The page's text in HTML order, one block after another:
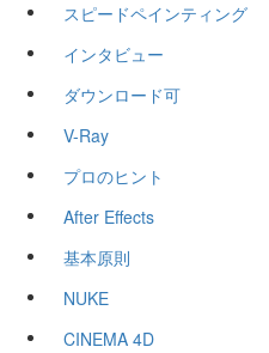
スピードペインティング
インタビュー
ダウンロード可
V-Ray
プロのヒント
After Effects
基本原則
NUKE
CINEMA 4D